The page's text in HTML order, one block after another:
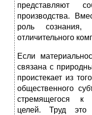
представляют
производства.
роль сознания,
отличительного
Если
связана с
проистекает из
общественного
стремящегося к
целей. Труд это